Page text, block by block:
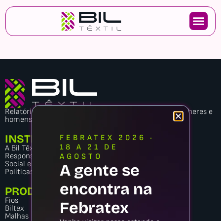
Relatório de transparência e igualdade salarial de mulheres e
homens
INSTITUCIONAL
A Bil Têxtil
Responsabilidade
Social e Ambiental
Políticas de privacidade
PRODUTOS
Fios
Biltex
Malhas
FEBRATEX 2026 ·
18 A 21 DE
AGOSTO
A gente se
encontra na
Febratex